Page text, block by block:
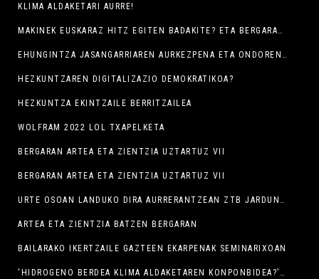
KLIMA ALDAKETARI AURRE!
MAKINEK EUSKARAZ HITZ EGITEN BADAKITE? ETA BERGARAKUA ULERTZEN DABE?.
EHUNGINTZA JASANGARRIAREN AURKEZPENA ETA ONDOREN DISEINUEN ERAKUSKETA
HEZKUNTZAREN DIGITALIZAZIO DEMOKRATIKOA?
HEZKUNTZA EKINTZAILE BERRITZAILEA
WOLFRAM 2022 LOL TXAPELKETA
BERGARAN ARTEA ETA ZIENTZIA UZTARTUZ VII
BERGARAN ARTEA ETA ZIENTZIA UZTARTUZ VII
URTE OSOAN LANDUKO DIRA AURRERANTZEAN ZTB JARDUNALDIAK
ARTEA ETA ZIENTZIA BATZEN BERGARAN
BAILARAKO IKERTZAILE GAZTEEN EKARPENAK SEMINARIXOAN
‘HIDROGENO BERDEA KLIMA ALDAKETAREN KONPONBIDEA?’ ERAKUSKETA IKUSGAI LABORATORIUM MUSEOAN